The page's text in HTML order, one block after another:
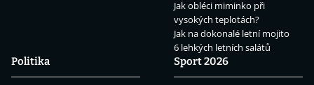
Jak obléci miminko při
vysokých teplotách?
Jak na dokonalé letní mojito
6 lehkých letních salátů
Politika
Sport 2026